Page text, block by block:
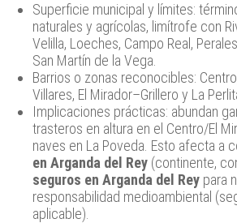
Superficie municipal y límites:
naturales y agrícolas, limítrofe con
Velilla, Loeches, Campo Real,
San Martín de la Vega.
Barrios o zonas reconocibles:
Villares, El Mirador–Grillero y La
Implicaciones prácticas: abundan
trasteros en altura en el Centro/El
naves en La Poveda. Esto afecta a
en Arganda del Rey (continente,
seguros en Arganda del Rey para
responsabilidad medioambiental
aplicable).